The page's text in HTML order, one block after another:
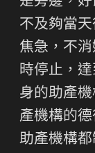
不及夠當
焦急，不
時停止，
身的助產
產機構的
助產機構